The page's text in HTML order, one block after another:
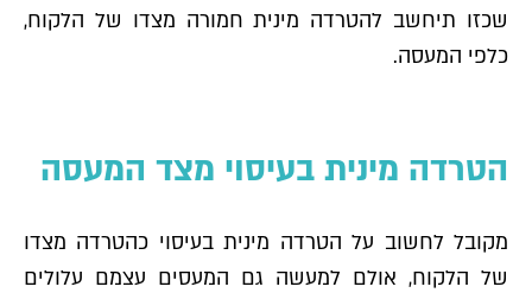
שכזו תיחשב להטרדה מינית חמורה מצדו של הלקוח,
כלפי המעסה.
הטרדה מינית בעיסוי מצד המעסה
מקובל לחשוב על הטרדה מינית בעיסוי כהטרדה מצדו
של הלקוח, אולם למעשה גם המעסים עצמם עלולים